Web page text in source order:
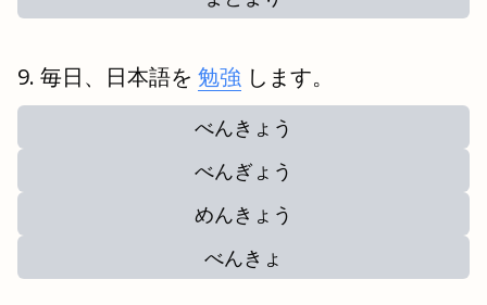
毎日、日本語を 勉強 します。
べんきょう
べんぎょう
めんきょう
べんきょ